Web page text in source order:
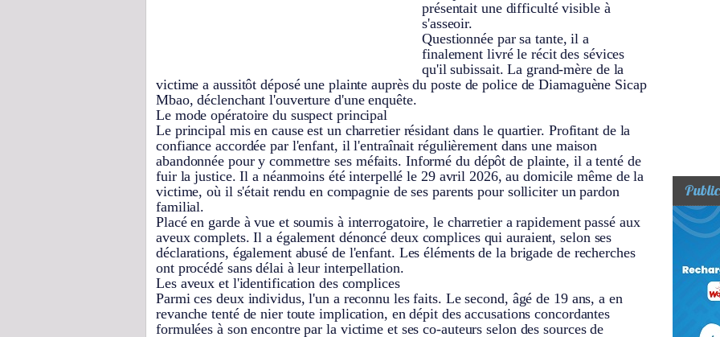
présentait une difficulté visible à
s'asseoir.
Questionnée par sa tante, il a
finalement livré le récit des sévices
qu'il subissait. La grand-mère de la
victime a aussitôt déposé une plainte auprès du poste de police de Diamaguène Sicap
Mbao, déclenchant l'ouverture d'une enquête.
Le mode opératoire du suspect principal
Le principal mis en cause est un charretier résidant dans le quartier. Profitant de la
confiance accordée par l'enfant, il l'entraînait régulièrement dans une maison
abandonnée pour y commettre ses méfaits. Informé du dépôt de plainte, il a tenté de
fuir la justice. Il a néanmoins été interpellé le 29 avril 2026, au domicile même de la
victime, où il s'était rendu en compagnie de ses parents pour solliciter un pardon
familial.
Placé en garde à vue et soumis à interrogatoire, le charretier a rapidement passé aux
aveux complets. Il a également dénoncé deux complices qui auraient, selon ses
déclarations, également abusé de l'enfant. Les éléments de la brigade de recherches
ont procédé sans délai à leur interpellation.
Les aveux et l'identification des complices
Parmi ces deux individus, l'un a reconnu les faits. Le second, âgé de 19 ans, a en
revanche tenté de nier toute implication, en dépit des accusations concordantes
formulées à son encontre par la victime et ses co-auteurs selon des sources de